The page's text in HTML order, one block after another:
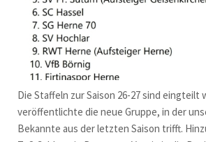
Die Staffeln zur Saison 26-27 sind eingteilt
veröffentlichte die neue Gruppe, in der
Bekannte aus der letzten Saison trifft.